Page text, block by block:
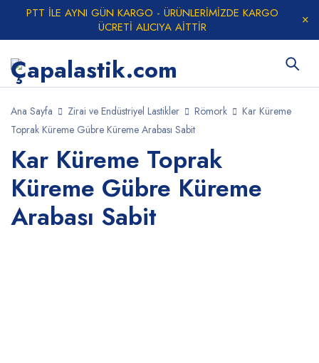
PTT İLE AYNI GÜN KARGO - ÜRÜNLERİMİZDE KARGO
ÜCRETİ ALICIYA AİTTİR
Ana Sayfa Zirai ve Endüstriyel Lastikler Römork
Kar Küreme
Toprak Küreme Gübre Küreme Arabası Sabit
Kar Küreme Toprak
Küreme Gübre Küreme
Arabası Sabit